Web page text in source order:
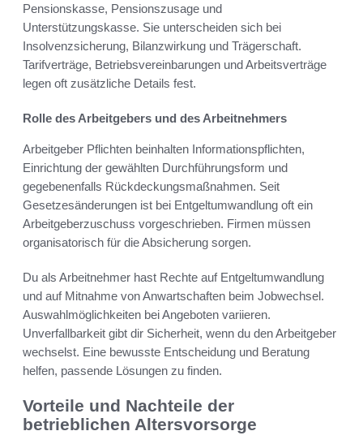
Pensionskasse, Pensionszusage und
Unterstützungskasse. Sie unterscheiden sich bei
Insolvenzsicherung, Bilanzwirkung und Trägerschaft.
Tarifverträge, Betriebsvereinbarungen und Arbeitsverträge
legen oft zusätzliche Details fest.
Rolle des Arbeitgebers und des Arbeitnehmers
Arbeitgeber Pflichten beinhalten Informationspflichten,
Einrichtung der gewählten Durchführungsform und
gegebenenfalls Rückdeckungsmaßnahmen. Seit
Gesetzesänderungen ist bei Entgeltumwandlung oft ein
Arbeitgeberzuschuss vorgeschrieben. Firmen müssen
organisatorisch für die Absicherung sorgen.
Du als Arbeitnehmer hast Rechte auf Entgeltumwandlung
und auf Mitnahme von Anwartschaften beim Jobwechsel.
Auswahlmöglichkeiten bei Angeboten variieren.
Unverfallbarkeit gibt dir Sicherheit, wenn du den Arbeitgeber
wechselst. Eine bewusste Entscheidung und Beratung
helfen, passende Lösungen zu finden.
Vorteile und Nachteile der
betrieblichen Altersvorsorge